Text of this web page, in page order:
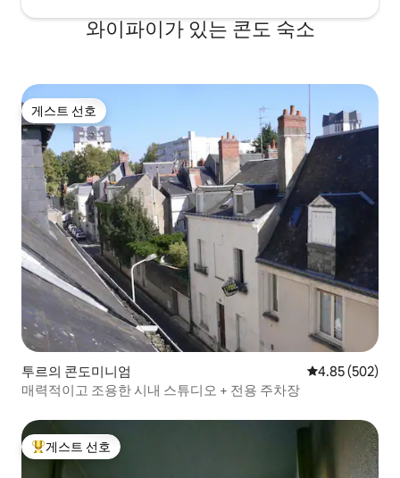
와이파이가 있는 콘도 숙소
게스트 선호
게스트 선호
투르의 콘도미니엄 평점 4.85점(5
4.85 (502)
매력적이고 조용한 시내 스튜디오 + 전용 주차장
상위 게스트 선호
게스트 선호